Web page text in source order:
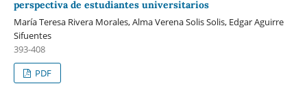
perspectiva de estudiantes universitarios
María Teresa Rivera Morales, Alma Verena Solis Solis, Edgar Aguirre
Sifuentes
393-408
PDF